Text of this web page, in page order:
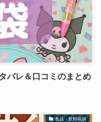
バレ＆口コミのまとめ
食品・飲料福袋